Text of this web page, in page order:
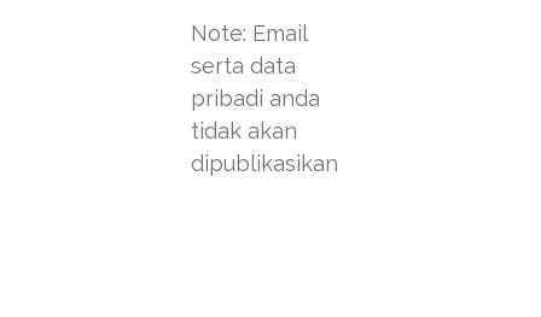
Note: Email
serta data
pribadi anda
tidak akan
dipublikasikan